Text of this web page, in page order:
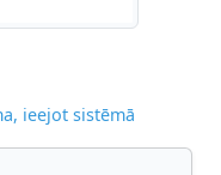
ieejot sistēmā